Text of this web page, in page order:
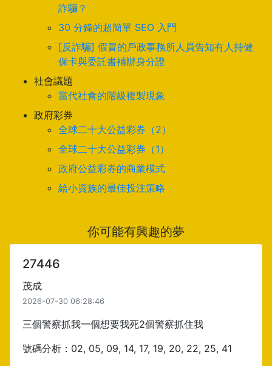
詐騙？
30 分鐘的超簡單 SEO 入門
[反詐騙] 假冒的戶政事務所人員告知有人持健
保卡與委託書補辦身分證
社會議題
當代社會的階級複製現象
政府彩券
全球二十大公益彩券（2）
全球二十大公益彩券（1）
政府公益彩券的商業模式
給小資族的最佳投注策略
你可能有興趣的夢
27446
茂成
2026-07-30 06:28:46
三個警察抓我一個想要我死2個警察抓住我
號碼分析：02, 05, 09, 14, 17, 19, 20, 22, 25, 41